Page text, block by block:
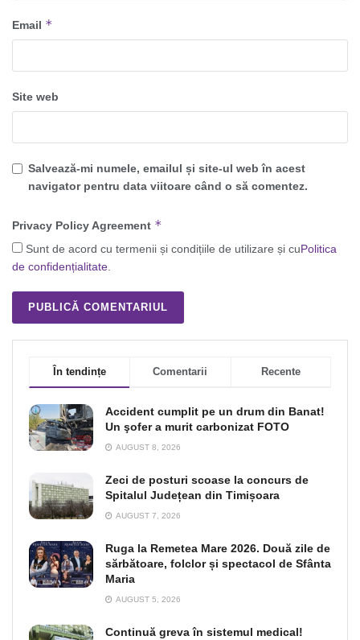
Email *
Site web
Salvează-mi numele, emailul și site-ul web în acest
navigator pentru data viitoare când o să comentez.
Privacy Policy Agreement *
Sunt de acord cu termenii și condițiile de utilizare și cuPolitica
de confidențialitate.
În tendințe Comentarii Recente
Accident cumplit pe un drum din Banat!
Un şofer a murit carbonizat FOTO
AUGUST 8, 2026
Zeci de posturi scoase la concurs de
Spitalul Județean din Timișoara
AUGUST 7, 2026
Ruga la Remetea Mare 2026. Două zile de
sărbătoare, folclor și spectacol de Sfânta
Maria
AUGUST 5, 2026
Continuă greva în sistemul medical!